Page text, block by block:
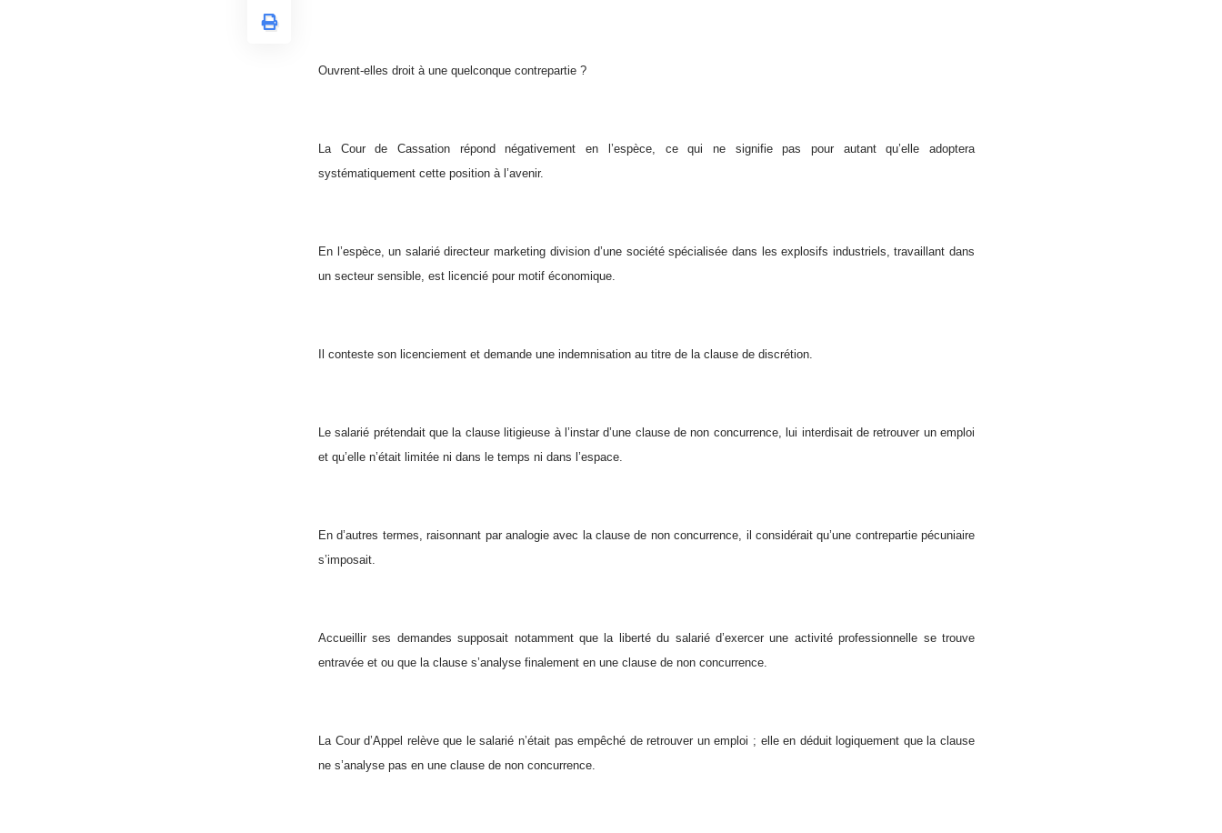
Ouvrent-elles droit à une quelconque contrepartie ?
La Cour de Cassation répond négativement en l’espèce, ce qui ne signifie pas pour autant qu’elle adoptera
systématiquement cette position à l’avenir.
En l’espèce, un salarié directeur marketing division d’une société spécialisée dans les explosifs industriels, travaillant dans
un secteur sensible, est licencié pour motif économique.
Il conteste son licenciement et demande une indemnisation au titre de la clause de discrétion.
Le salarié prétendait que la clause litigieuse à l’instar d’une clause de non concurrence, lui interdisait de retrouver un emploi
et qu’elle n’était limitée ni dans le temps ni dans l’espace.
En d’autres termes, raisonnant par analogie avec la clause de non concurrence, il considérait qu’une contrepartie pécuniaire
s’imposait.
Accueillir ses demandes supposait notamment que la liberté du salarié d’exercer une activité professionnelle se trouve
entravée et ou que la clause s’analyse finalement en une clause de non concurrence.
La Cour d’Appel relève que le salarié n’était pas empêché de retrouver un emploi ; elle en déduit logiquement que la clause
ne s’analyse pas en une clause de non concurrence.